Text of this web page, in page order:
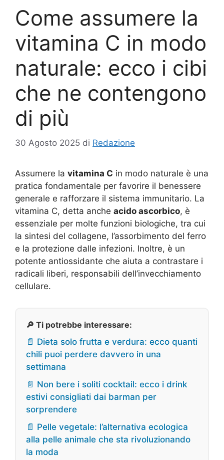
Come assumere la
vitamina C in modo
naturale: ecco i cibi
che ne contengono
di più
30 Agosto 2025 di Redazione
Assumere la vitamina C in modo naturale è una
pratica fondamentale per favorire il benessere
generale e rafforzare il sistema immunitario. La
vitamina C, detta anche acido ascorbico, è
essenziale per molte funzioni biologiche, tra cui
la sintesi del collagene, l’assorbimento del ferro
e la protezione dalle infezioni. Inoltre, è un
potente antiossidante che aiuta a contrastare i
radicali liberi, responsabili dell’invecchiamento
cellulare.
🔎 Ti potrebbe interessare:
📄 Dieta solo frutta e verdura: ecco quanti
chili puoi perdere davvero in una
settimana
📄 Non bere i soliti cocktail: ecco i drink
estivi consigliati dai barman per
sorprendere
📄 Pelle vegetale: l’alternativa ecologica
alla pelle animale che sta rivoluzionando
la moda